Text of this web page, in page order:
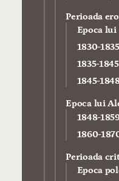
Perioada
Epoca lui
1830-1835
1835-1845
1845-
Epoca lui
1848-
1860-
Perioada
Epoca